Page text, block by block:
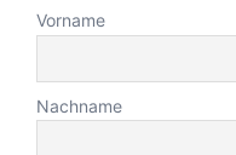
Vorname
Nachname